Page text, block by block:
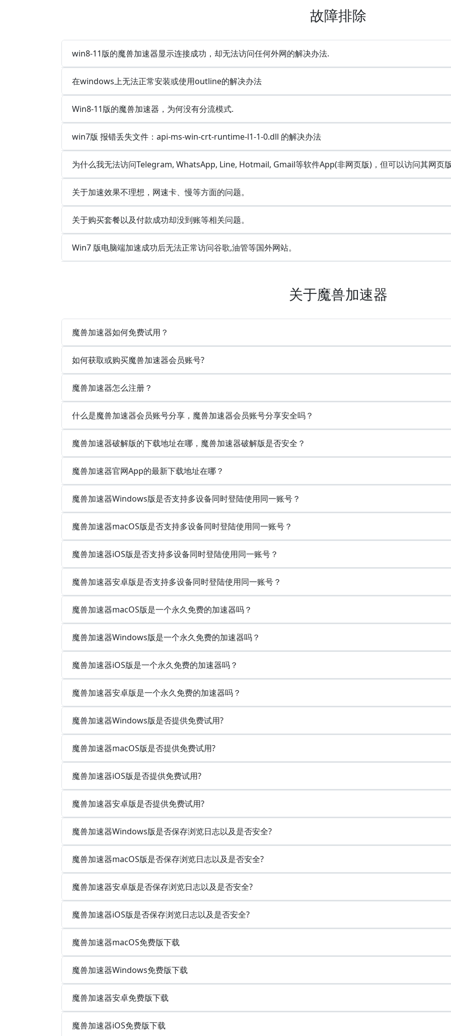
故障排除
win8-11版的魔兽加速器显示连接成功，却无法访问任何外网的解决办法.
在windows上无法正常安装或使用outline的解决办法
Win8-11版的魔兽加速器，为何没有分流模式.
win7版 报错丢失文件：api-ms-win-crt-runtime-l1-1-0.dll 的解决办法
为什么我无法访问Telegram, WhatsApp, Line, Hotmail, Gmail等软件App(非网页版)，但可以访问其网页
关于加速效果不理想，网速卡、慢等方面的问题。
关于购买套餐以及付款成功却没到账等相关问题。
Win7 版电脑端加速成功后无法正常访问谷歌,油管等国外网站。
关于魔兽加速器
魔兽加速器如何免费试用？
如何获取或购买魔兽加速器会员账号?
魔兽加速器怎么注册？
什么是魔兽加速器会员账号分享，魔兽加速器会员账号分享安全吗？
魔兽加速器破解版的下载地址在哪，魔兽加速器破解版是否安全？
魔兽加速器官网App的最新下载地址在哪？
魔兽加速器Windows版是否支持多设备同时登陆使用同一账号？
魔兽加速器macOS版是否支持多设备同时登陆使用同一账号？
魔兽加速器iOS版是否支持多设备同时登陆使用同一账号？
魔兽加速器安卓版是否支持多设备同时登陆使用同一账号？
魔兽加速器macOS版是一个永久免费的加速器吗？
魔兽加速器Windows版是一个永久免费的加速器吗？
魔兽加速器iOS版是一个永久免费的加速器吗？
魔兽加速器安卓版是一个永久免费的加速器吗？
魔兽加速器Windows版是否提供免费试用?
魔兽加速器macOS版是否提供免费试用?
魔兽加速器iOS版是否提供免费试用?
魔兽加速器安卓版是否提供免费试用?
魔兽加速器Windows版是否保存浏览日志以及是否安全?
魔兽加速器macOS版是否保存浏览日志以及是否安全?
魔兽加速器安卓版是否保存浏览日志以及是否安全?
魔兽加速器iOS版是否保存浏览日志以及是否安全?
魔兽加速器macOS免费版下载
魔兽加速器Windows免费版下载
魔兽加速器安卓免费版下载
魔兽加速器iOS免费版下载